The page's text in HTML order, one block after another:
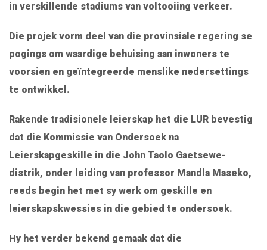
in verskillende stadiums van voltooiing verkeer.
Die projek vorm deel van die provinsiale regering se
pogings om waardige behuising aan inwoners te
voorsien en geïntegreerde menslike nedersettings
te ontwikkel.
Rakende tradisionele leierskap het die LUR bevestig
dat die Kommissie van Ondersoek na
Leierskapgeskille in die John Taolo Gaetsewe-
distrik, onder leiding van professor Mandla Maseko,
reeds begin het met sy werk om geskille en
leierskapskwessies in die gebied te ondersoek.
Hy het verder bekend gemaak dat die